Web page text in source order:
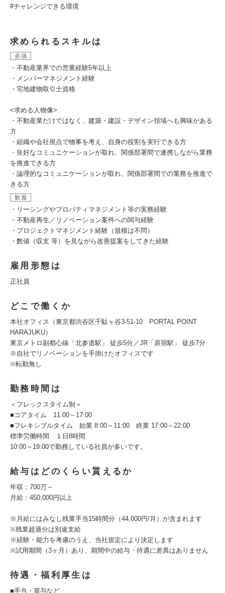
#チャレンジできる環境
求められるスキルは
必須
・不動産業界での営業経験5年以上
・メンバーマネジメント経験
・宅地建物取引士資格
<求める人物像>
・不動産業だけではなく、建築・建設・デザイン領域へも興味がある
方
・組織や会社視点で物事を考え、自身の役割を実行できる方
・良好なコミュニケーションが取れ、関係部署間で連携しながら業務
を推進できる方
・論理的なコミュニケーションが取れ、関係部署間での業務を推進で
きる方
歓迎
・リーシングやプロパティマネジメント等の実務経験
・不動産再生／リノベーション案件への関与経験
・プロジェクトマネジメント経験（規模は不問）
・数値（収支 等）を見ながら改善提案をしてきた経験
雇用形態は
正社員
どこで働くか
本社オフィス（東京都渋谷区千駄ヶ谷3-51-10 PORTAL POINT
HARAJUKU）
東京メトロ副都心線「北参道駅」 徒歩5分／JR「原宿駅」 徒歩7分
※自社でリノベーションを手掛けたオフィスです
※転勤無し
勤務時間は
＜フレックスタイム制＞
■コアタイム 11:00～17:00
■フレキシブルタイム 始業 8:00～11:00 終業 17:00～22:00
標準労働時間 １日8時間
10:00～19:00で勤務している社員が多いです。
給与はどのくらい貰えるか
年収：700万～
月給：450,000円以上
※月給にはみなし残業手当15時間分（44,000円/月）が含まれます
※残業超過分は別途支給
※経験・能力を考慮のうえ、当社規定により決定します
※試用期間（3ヶ月）あり、期間中の給与・待遇に差異はありません
待遇・福利厚生は
■手当・賞与など